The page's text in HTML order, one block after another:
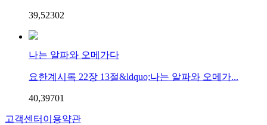
39,52302
나는 알파와 오메가다
요한계시록 22장 13절&ldquo;나는 알파와 오메가...
40,39701
고객센터 이용약관